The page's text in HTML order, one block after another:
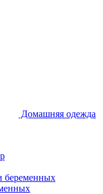
Домашняя одежда
беременных